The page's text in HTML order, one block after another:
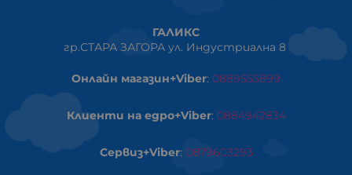
ГАЛИКС
гр.СТАРА ЗАГОРА ул. Индустриална 8
Онлайн магазин+Viber: 0889555899
Клиенти на едро+Viber: 0884942834
Сервиз+Viber: 0879603293